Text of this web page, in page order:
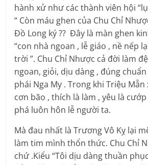
hành xử như các thành viên hội
“ Còn máu ghen của Chu Chỉ
Đồ Long ký ?? Đây là màn ghen
“con nhà ngoan , lễ giáo , nề nếp
trời ”. Chu Chỉ Nhược cả đời làm
ngoan, giỏi, dịu dàng , đúng
phái Nga My . Trong khi Triệu
cơn bão , thích là làm , yêu là
phá luôn hôn lễ người ta.
Mà đau nhất là Trương Vô Kỵ lại
làm tim mình thổn thức. Chu Chỉ
chứ .Kiểu “Tôi dịu dàng thuần